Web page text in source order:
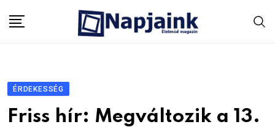
ÉRDEKESSÉG
Friss hír: Megváltozik a 13.